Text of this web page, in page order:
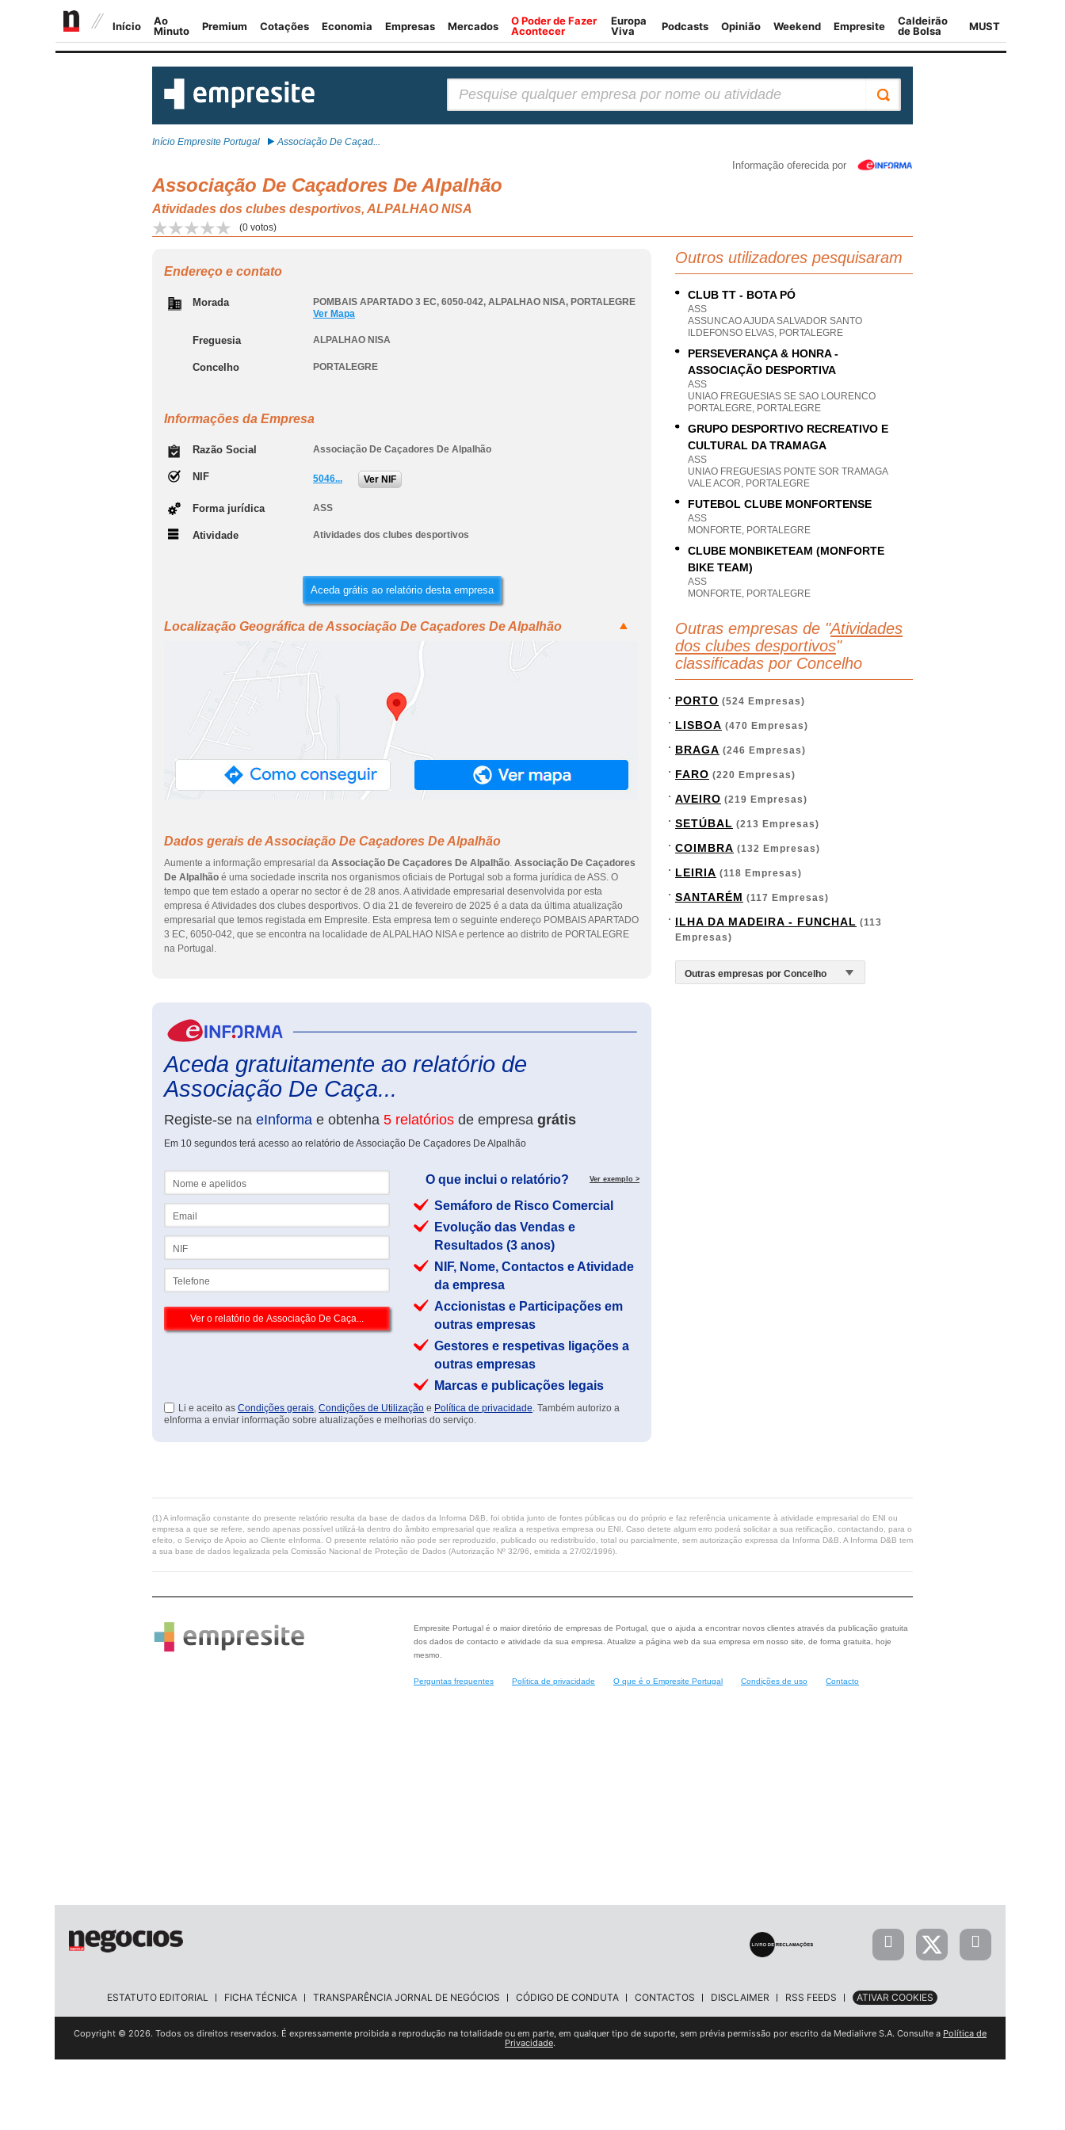
Início Empresite Portugal Associação De Caçad...
Informação oferecida por
Associação De Caçadores De Alpalhão
Atividades dos clubes desportivos, ALPALHAO NISA
(0 votos)
Endereço e contato
Morada POMBAIS APARTADO 3 EC, 6050-042, ALPALHAO NISA, PORTALEGRE
Ver Mapa
Freguesia ALPALHAO NISA
Concelho PORTALEGRE
Informações da Empresa
Razão Social Associação De Caçadores De Alpalhão
NIF 5046... Ver NIF
Forma jurídica ASS
Atividade Atividades dos clubes desportivos
Aceda grátis ao relatório desta empresa
Localização Geográfica de Associação De Caçadores De Alpalhão
Dados gerais de Associação De Caçadores De Alpalhão
Aumente a informação empresarial da Associação De Caçadores De Alpalhão. Associação De Caçadores
De Alpalhão é uma sociedade inscrita nos organismos oficiais de Portugal sob a forma jurídica de ASS. O
tempo que tem estado a operar no sector é de 28 anos. A atividade empresarial desenvolvida por esta
empresa é Atividades dos clubes desportivos. O dia 21 de fevereiro de 2025 é a data da última atualização
empresarial que temos registada em Empresite. Esta empresa tem o seguinte endereço POMBAIS APARTADO
3 EC, 6050-042, que se encontra na localidade de ALPALHAO NISA e pertence ao distrito de PORTALEGRE
na Portugal.
Aceda gratuitamente ao relatório de
Associação De Caça...
Registe-se na eInforma e obtenha 5 relatórios de empresa grátis
Em 10 segundos terá acesso ao relatório de Associação De Caçadores De Alpalhão
O que inclui o relatório? Ver exemplo >
Semáforo de Risco Comercial
Evolução das Vendas e
Resultados (3 anos)
NIF, Nome, Contactos e Atividade
da empresa
Accionistas e Participações em
outras empresas
Gestores e respetivas ligações a
outras empresas
Marcas e publicações legais
Li e aceito as Condições gerais, Condições de Utilização e Política de privacidade. Também autorizo a
eInforma a enviar informação sobre atualizações e melhorias do serviço.
Outros utilizadores pesquisaram
CLUB TT - BOTA PÓ
ASS
ASSUNCAO AJUDA SALVADOR SANTO
ILDEFONSO ELVAS, PORTALEGRE
PERSEVERANÇA & HONRA -
ASSOCIAÇÃO DESPORTIVA
ASS
UNIAO FREGUESIAS SE SAO LOURENCO
PORTALEGRE, PORTALEGRE
GRUPO DESPORTIVO RECREATIVO E
CULTURAL DA TRAMAGA
ASS
UNIAO FREGUESIAS PONTE SOR TRAMAGA
VALE ACOR, PORTALEGRE
FUTEBOL CLUBE MONFORTENSE
ASS
MONFORTE, PORTALEGRE
CLUBE MONBIKETEAM (MONFORTE
BIKE TEAM)
ASS
MONFORTE, PORTALEGRE
Outras empresas de "Atividades
dos clubes desportivos"
classificadas por Concelho
PORTO (524 Empresas)
LISBOA (470 Empresas)
BRAGA (246 Empresas)
FARO (220 Empresas)
AVEIRO (219 Empresas)
SETÚBAL (213 Empresas)
COIMBRA (132 Empresas)
LEIRIA (118 Empresas)
SANTARÉM (117 Empresas)
ILHA DA MADEIRA - FUNCHAL (113
Empresas)
(1) A informação constante do presente relatório resulta da base de dados da Informa D&B, foi obtida junto de fontes públicas ou do próprio e faz referência unicamente à atividade empresarial do ENI ou
empresa a que se refere, sendo apenas possível utilizá-la dentro do âmbito empresarial que realiza a respetiva empresa ou ENI. Caso detete algum erro poderá solicitar a sua retificação, contactando, para o
efeito, o Serviço de Apoio ao Cliente eInforma. O presente relatório não pode ser reproduzido, publicado ou redistribuído, total ou parcialmente, sem autorização expressa da Informa D&B. A Informa D&B tem
a sua base de dados legalizada pela Comissão Nacional de Proteção de Dados (Autorização Nº 32/96, emitida a 27/02/1996).
Empresite Portugal é o maior diretório de empresas de Portugal, que o ajuda a encontrar novos clientes através da publicação gratuita
dos dados de contacto e atividade da sua empresa. Atualize a página web da sua empresa em nosso site, de forma gratuita, hoje
mesmo.
Perguntas frequentes Política de privacidade O que é o Empresite Portugal Condições de uso Contacto